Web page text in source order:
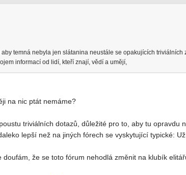
temná nebyla jen slátanina neustále se opakujících
informací od lidí, kteří znají, vědí a umějí,
na nic ptát nemáme?
triviálních dotazů, důležité pro to, aby tu opravdu
lepší než na jiných fórech se vyskytující typické:
že se toto fórum nehodlá změnit na klubík